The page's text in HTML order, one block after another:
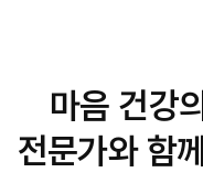
마음 건강
전문가와 함